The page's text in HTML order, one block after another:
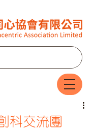
科交流團